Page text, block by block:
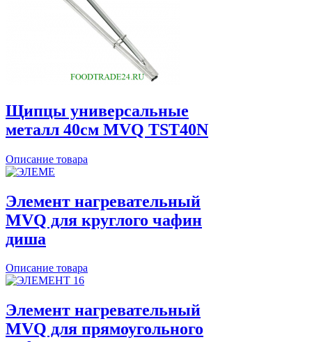
Щипцы универсальные
металл 40см MVQ TST40N
Описание товара
Элемент нагревательный
MVQ для круглого чафин
диша
Описание товара
Элемент нагревательный
MVQ для прямоугольного